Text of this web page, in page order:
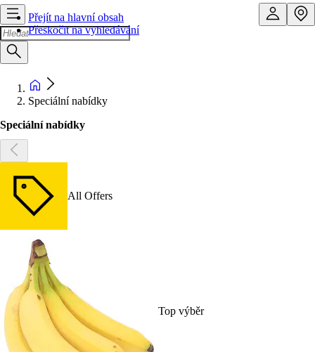
Přejít na hlavní obsah
Přeskočit na vyhledávání
Speciální nabídky
Speciální nabídky
All Offers
Top výběr